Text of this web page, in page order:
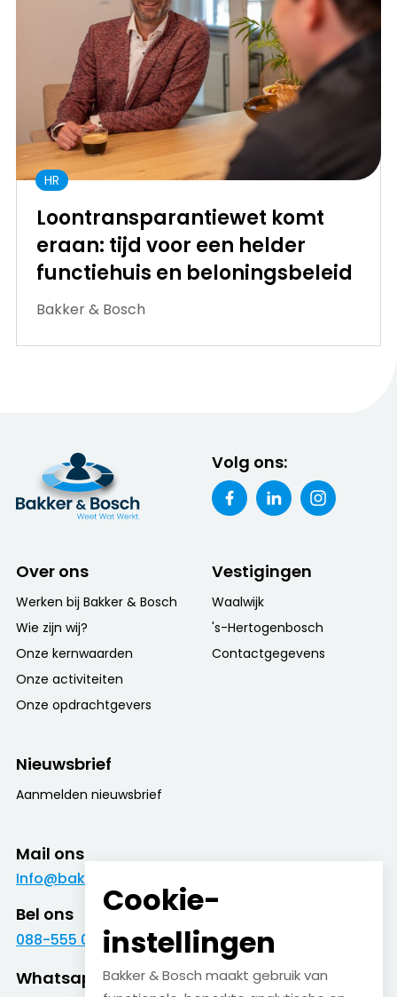
HR
Loontransparantiewet komt
eraan: tijd voor een helder
functiehuis en beloningsbeleid
Bakker & Bosch
Volg ons:
Over ons
Werken bij Bakker & Bosch
Wie zijn wij?
Onze kernwaarden
Onze activiteiten
Onze opdrachtgevers
Vestigingen
Waalwijk
's-Hertogenbosch
Contactgegevens
Nieuwsbrief
Aanmelden nieuwsbrief
Mail ons
Info@bakkerenbosch.nl
Bel ons
088-555 09 09
Whatsapp
Cookie-
instellingen
Bakker & Bosch maakt gebruik van